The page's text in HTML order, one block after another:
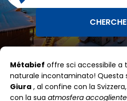
SUN MON TUE WED
1 2
Métabief offre sci accessibile a
naturale incontaminato! Questa
Giura , al confine con la
con la sua atmosfera accogliente